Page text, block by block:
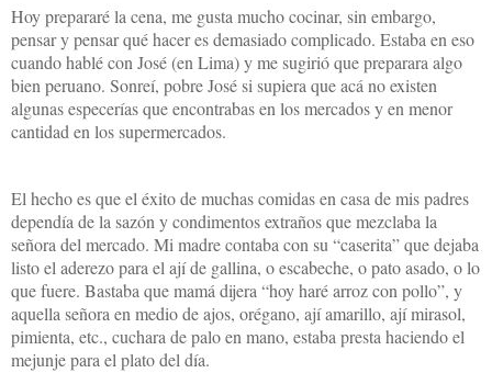
Hoy prepararé la cena, me gusta mucho cocinar, sin embargo,
pensar y pensar qué hacer es demasiado complicado. Estaba en eso
cuando hablé con José (en Lima) y me sugirió que preparara algo
bien peruano. Sonreí, pobre José si supiera que acá no existen
algunas especerías que encontrabas en los mercados y en menor
cantidad en los supermercados.
El hecho es que el éxito de muchas comidas en casa de mis padres
dependía de la sazón y condimentos extraños que mezclaba la
señora del mercado. Mi madre contaba con su “caserita” que dejaba
listo el aderezo para el ají de gallina, o escabeche, o pato asado, o lo
que fuere. Bastaba que mamá dijera “hoy haré arroz con pollo”, y
aquella señora en medio de ajos, orégano, ají amarillo, ají mirasol,
pimienta, etc., cuchara de palo en mano, estaba presta haciendo el
mejunje para el plato del día.